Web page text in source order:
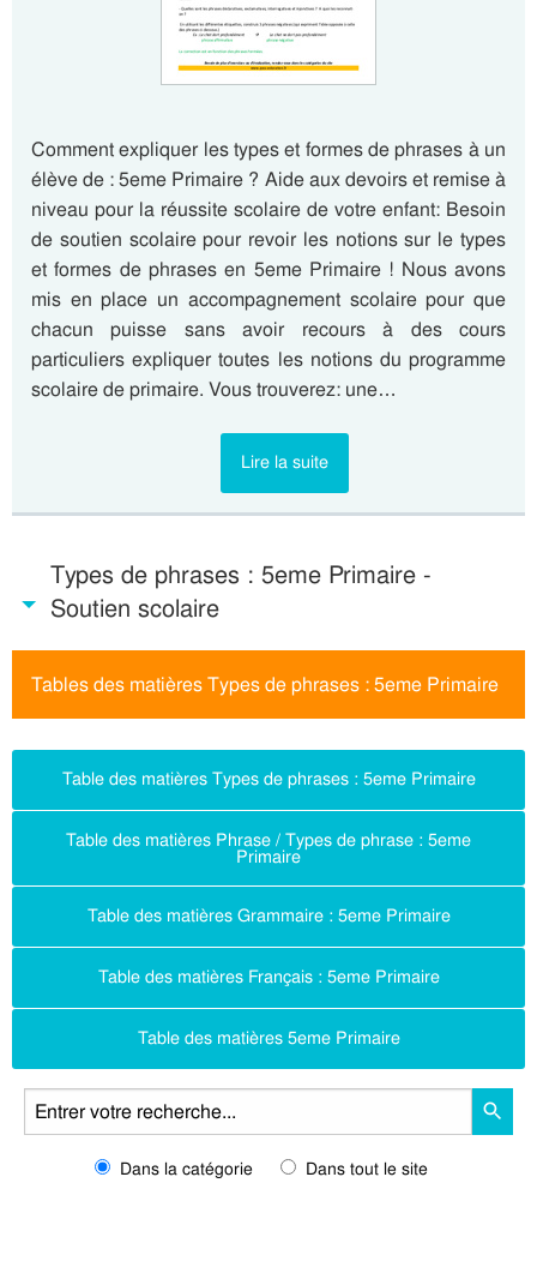
Comment expliquer les types et formes de phrases à un
élève de : 5eme Primaire ? Aide aux devoirs et remise à
niveau pour la réussite scolaire de votre enfant: Besoin
de soutien scolaire pour revoir les notions sur le types
et formes de phrases en 5eme Primaire ! Nous avons
mis en place un accompagnement scolaire pour que
chacun puisse sans avoir recours à des cours
particuliers expliquer toutes les notions du programme
scolaire de primaire. Vous trouverez: une…
Lire la suite
Types de phrases : 5eme Primaire -
Soutien scolaire
Tables des matières Types de phrases : 5eme Primaire
Table des matières Types de phrases : 5eme Primaire
Table des matières Phrase / Types de phrase : 5eme
Primaire
Table des matières Grammaire : 5eme Primaire
Table des matières Français : 5eme Primaire
Table des matières 5eme Primaire
Dans la catégorie Dans tout le site